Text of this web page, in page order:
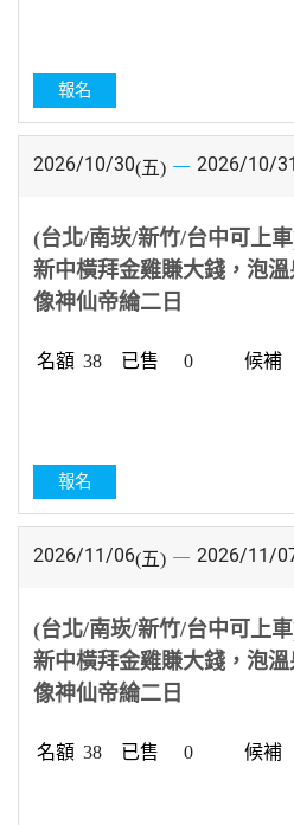
報名
2026/10/30(五) 2026/10/31
(台北/南崁/新竹/台中可上
新中橫拜金雞賺大錢，泡
像神仙帝綸二日
38 0
報名
2026/11/06(五) 2026/11/
(台北/南崁/新竹/台中可上
新中橫拜金雞賺大錢，泡
像神仙帝綸二日
38 0